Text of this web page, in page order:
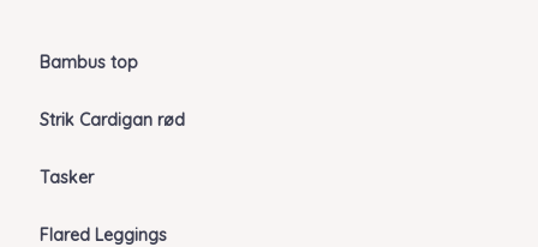
Bambus top
Strik Cardigan rød
Tasker
Flared Leggings